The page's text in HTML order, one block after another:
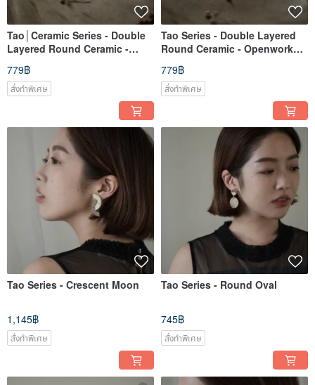
Tao│Ceramic Series - Double
Layered Round Ceramic -
Pleated
779฿
สั่งทำพิเศษ
Tao Series - Double Layered
Round Ceramic - Openwork
Top Layer
779฿
สั่งทำพิเศษ
Tao Series - Crescent Moon
1,145฿
สั่งทำพิเศษ
Tao Series - Round Oval
745฿
สั่งทำพิเศษ